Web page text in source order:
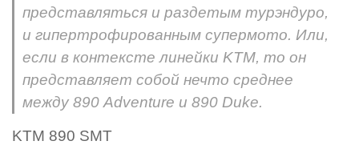
представляться и раздетым турэндуро,
и гипертрофированным супермото. Или,
если в контексте линейки KTM, то он
представляет собой нечто среднее
между 890 Adventure и 890 Duke.
KTM 890 SMT